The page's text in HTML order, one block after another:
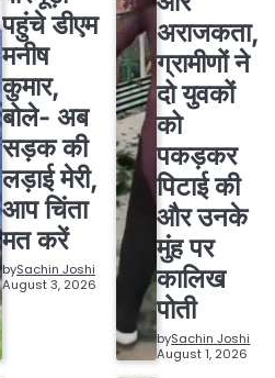
पहुंचे डीएम
मनीष
कुमार,
बोले- अब
सड़क की
लड़ाई मेरी,
आप चिंता
मत करें
bySachin Joshi
August 3, 2026
अराजकता,
ग्रामीणों ने
दो युवकों
को
पकड़कर
पिटाई की
और उनके
मुंह पर
कालिख
पोती
bySachin Joshi
August 1, 2026